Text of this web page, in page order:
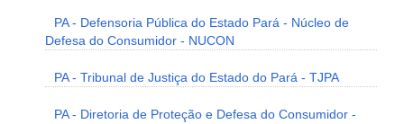
PA - Defensoria Pública do Estado Pará - Núcleo de
Defesa do Consumidor - NUCON
PA - Tribunal de Justiça do Estado do Pará - TJPA
PA - Diretoria de Proteção e Defesa do Consumidor -